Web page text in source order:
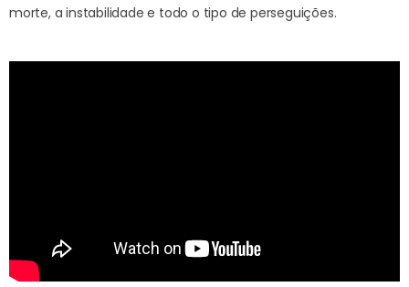
morte, a instabilidade e todo o tipo de perseguições.